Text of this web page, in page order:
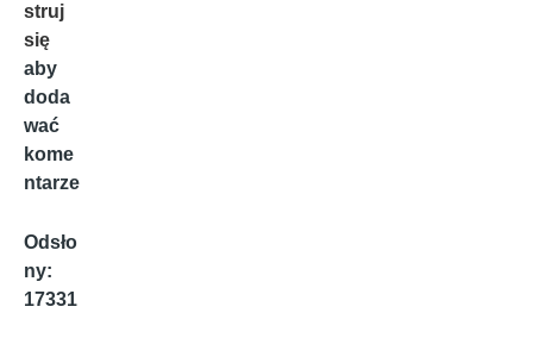
struj
się
aby
doda
wać
kome
ntarze
Odsło
ny:
17331